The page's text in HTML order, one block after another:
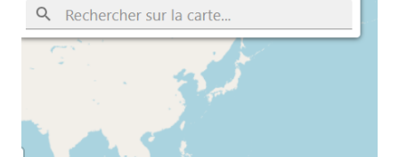
order or inverted) Lambert III carto (EPSG:27573): 722000,
3165000 (X/Y order or inverted)